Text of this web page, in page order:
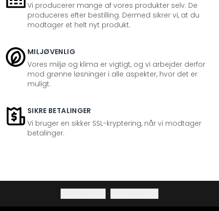
Vi producerer mange af vores produkter selv. De
produceres efter bestilling. Dermed sikrer vi, at du
modtager et helt nyt produkt.
MILJØVENLIG
Vores miljø og klima er vigtigt, og vi arbejder derfor
mod grønne løsninger i alle aspekter, hvor det er
muligt.
SIKRE BETALINGER
Vi bruger en sikker SSL-kryptering, når vi modtager
betalinger.
·